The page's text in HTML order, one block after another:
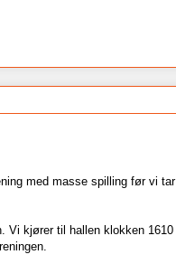
med masse spilling før vi tar
Vi kjører til hallen klokken 1610